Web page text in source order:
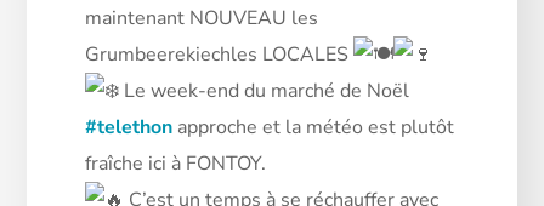
maintenant NOUVEAU les
Grumbeerekiechles LOCALES
Le week-end du marché de Noël
#telethonapproche et la météo est plutôt
fraîche ici à FONTOY.
C’est un temps à se réchauffer avec